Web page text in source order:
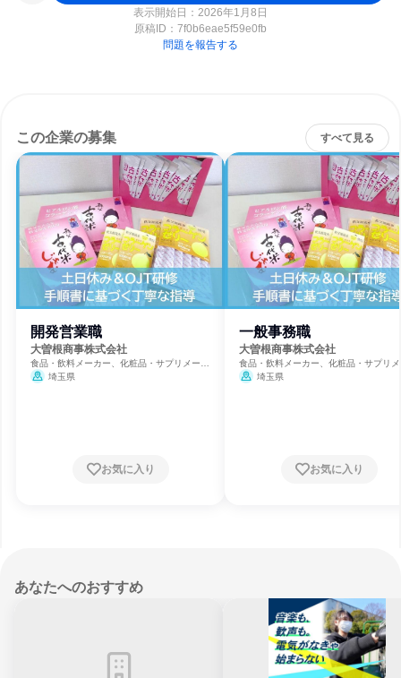
表示開始日：2026年1月8日
原稿ID： 7f0b6eae5f59e0fb
問題を報告する
この企業の募集 すべて見る
開発営業職
大曽根商事株式会社
食品・飲料メーカー、化粧品・サプリメーカ
ー、製造・メーカー
埼玉県
お気に入り
一般事務職
大曽根商事株式会社
食品・飲料メーカー、化粧品・サプリ
ー、製造・メーカー
埼玉県
お気に入り
あなたへのおすすめ